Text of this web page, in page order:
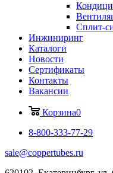
Сплит-
Инжиниринг
Каталоги
Новости
Сертификаты
Контакты
Вакансии
Корзина0
8-800-333-77-29
sale@coppertubes.ru